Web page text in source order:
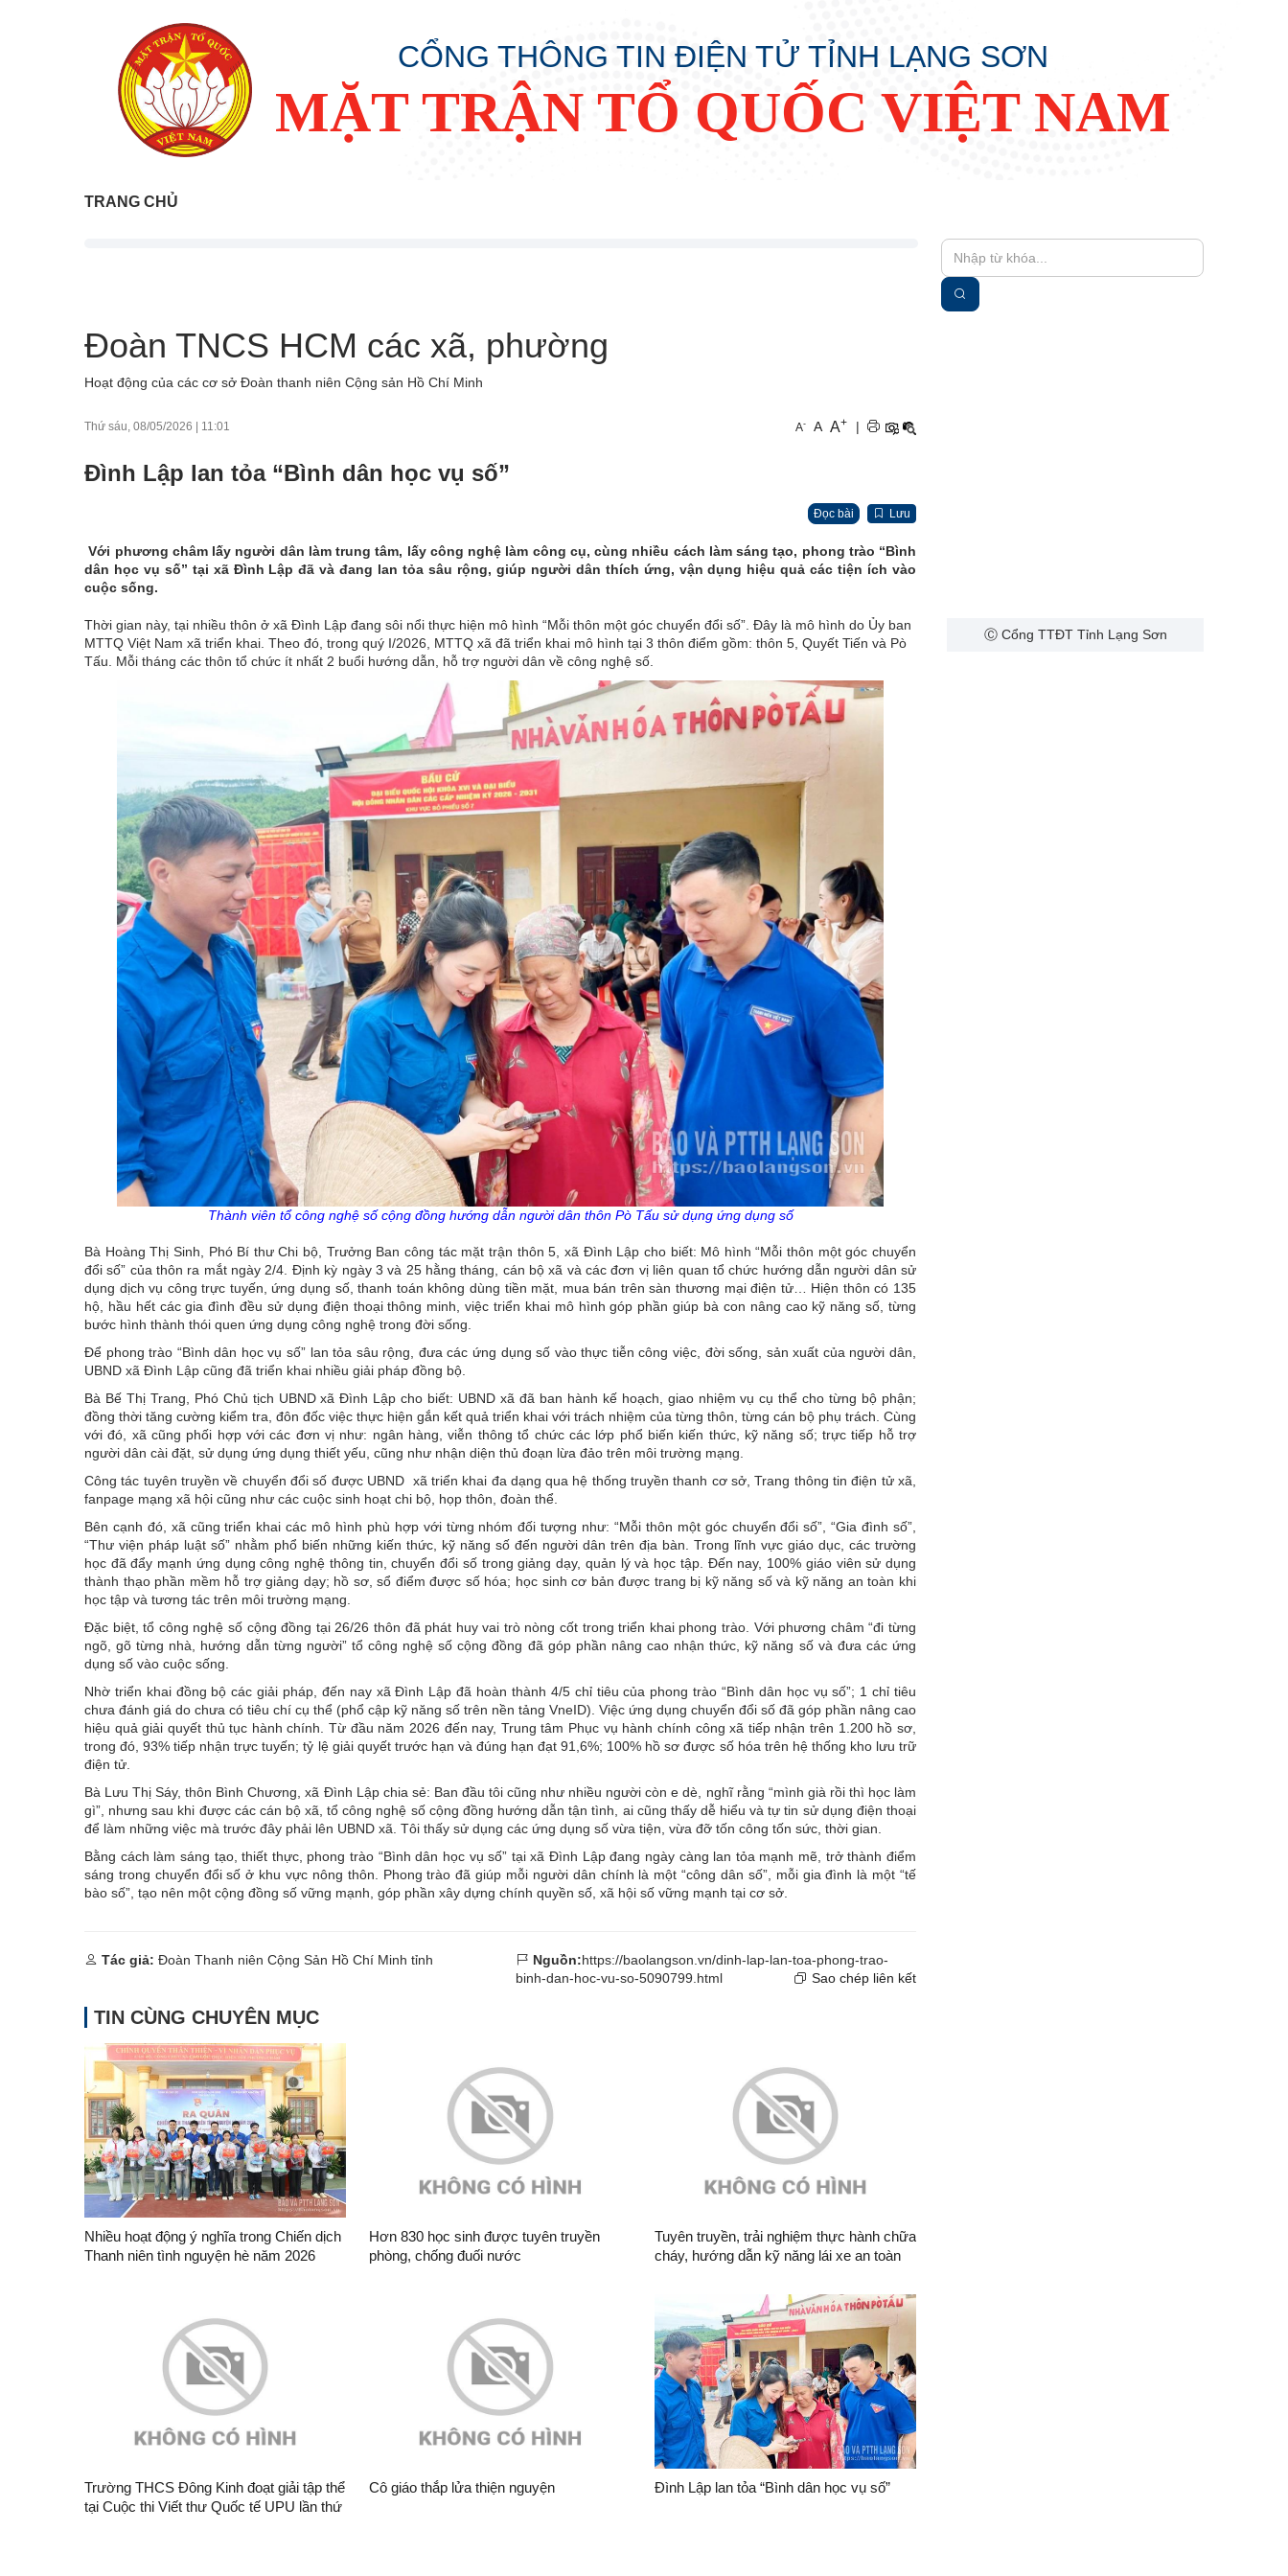
CỔNG THÔNG TIN ĐIỆN TỬ TỈNH LẠNG SƠN
MẶT TRẬN TỔ QUỐC VIỆT NAM
TRANG CHỦ
Đoàn TNCS HCM các xã, phường
Hoạt động của các cơ sở Đoàn thanh niên Cộng sản Hồ Chí Minh
Thứ sáu, 08/05/2026 | 11:01 A- A A+ |
Đình Lập lan tỏa “Bình dân học vụ số”
Đọc bài Lưu
Với phương châm lấy người dân làm trung tâm, lấy công nghệ làm công cụ, cùng nhiều cách làm sáng tạo, phong trào “Bình
dân học vụ số” tại xã Đình Lập đã và đang lan tỏa sâu rộng, giúp người dân thích ứng, vận dụng hiệu quả các tiện ích vào
cuộc sống.
Thời gian này, tại nhiều thôn ở xã Đình Lập đang sôi nổi thực hiện mô hình “Mỗi thôn một góc chuyển đổi số”. Đây là mô hình do Ủy ban
MTTQ Việt Nam xã triển khai. Theo đó, trong quý I/2026, MTTQ xã đã triển khai mô hình tại 3 thôn điểm gồm: thôn 5, Quyết Tiến và Pò
Tấu. Mỗi tháng các thôn tổ chức ít nhất 2 buổi hướng dẫn, hỗ trợ người dân về công nghệ số.
Thành viên tổ công nghệ số cộng đồng hướng dẫn người dân thôn PòTấu sử dụng ứng dụng số
Bà Hoàng Thị Sinh, Phó Bí thư Chi bộ, Trưởng Ban công tác mặt trận thôn 5, xã Đình Lập cho biết: Mô hình “Mỗi thôn một góc chuyển
đổi số” của thôn ra mắt ngày 2/4. Định kỳ ngày 3 và 25 hằng tháng, cán bộ xã và các đơn vị liên quan tổ chức hướng dẫn người dân sử
dụng dịch vụ công trực tuyến, ứng dụng số, thanh toán không dùng tiền mặt, mua bán trên sàn thương mại điện tử… Hiện thôn có 135
hộ, hầu hết các gia đình đều sử dụng điện thoại thông minh, việc triển khai mô hình góp phần giúp bà con nâng cao kỹ năng số, từng
bước hình thành thói quen ứng dụng công nghệ trong đời sống.
Để phong trào “Bình dân học vụ số” lan tỏa sâu rộng, đưa các ứng dụng số vào thực tiễn công việc, đời sống, sản xuất của người dân,
UBND xã Đình Lập cũng đã triển khai nhiều giải pháp đồng bộ.
Bà Bế Thị Trang, Phó Chủ tịch UBND xã Đình Lập cho biết: UBND xã đã ban hành kế hoạch, giao nhiệm vụ cụ thể cho từng bộ phận;
đồng thời tăng cường kiểm tra, đôn đốc việc thực hiện gắn kết quả triển khai với trách nhiệm của từng thôn, từng cán bộ phụ trách. Cùng
với đó, xã cũng phối hợp với các đơn vị như: ngân hàng, viễn thông tổ chức các lớp phổ biến kiến thức, kỹ năng số; trực tiếp hỗ trợ
người dân cài đặt, sử dụng ứng dụng thiết yếu, cũng như nhận diện thủ đoạn lừa đảo trên môi trường mạng.
Công tác tuyên truyền về chuyển đổi số được UBND xã triển khai đa dạng qua hệ thống truyền thanh cơ sở, Trang thông tin điện tử xã,
fanpage mạng xã hội cũng như các cuộc sinh hoạt chi bộ, họp thôn, đoàn thể.
Bên cạnh đó, xã cũng triển khai các mô hình phù hợp với từng nhóm đối tượng như: “Mỗi thôn một góc chuyển đổi số”, “Gia đình số”,
“Thư viện pháp luật số” nhằm phổ biến những kiến thức, kỹ năng số đến người dân trên địa bàn. Trong lĩnh vực giáo dục, các trường
học đã đẩy mạnh ứng dụng công nghệ thông tin, chuyển đổi số trong giảng dạy, quản lý và học tập. Đến nay, 100% giáo viên sử dụng
thành thạo phần mềm hỗ trợ giảng dạy; hồ sơ, sổ điểm được số hóa; học sinh cơ bản được trang bị kỹ năng số và kỹ năng an toàn khi
học tập và tương tác trên môi trường mạng.
Đặc biệt, tổ công nghệ số cộng đồng tại 26/26 thôn đã phát huy vai trò nòng cốt trong triển khai phong trào. Với phương châm “đi từng
ngõ, gõ từng nhà, hướng dẫn từng người” tổ công nghệ số cộng đồng đã góp phần nâng cao nhận thức, kỹ năng số và đưa các ứng
dụng số vào cuộc sống.
Nhờ triển khai đồng bộ các giải pháp, đến nay xã Đình Lập đã hoàn thành 4/5 chỉ tiêu của phong trào “Bình dân học vụ số”; 1 chỉ tiêu
chưa đánh giá do chưa có tiêu chí cụ thể (phổ cập kỹ năng số trên nền tảng VneID). Việc ứng dụng chuyển đổi số đã góp phần nâng cao
hiệu quả giải quyết thủ tục hành chính. Từ đầu năm 2026 đến nay, Trung tâm Phục vụ hành chính công xã tiếp nhận trên 1.200 hồ sơ,
trong đó, 93% tiếp nhận trực tuyến; tỷ lệ giải quyết trước hạn và đúng hạn đạt 91,6%; 100% hồ sơ được số hóa trên hệ thống kho lưu trữ
điện tử.
Bà Lưu Thị Sáy, thôn Bình Chương, xã Đình Lập chia sẻ: Ban đầu tôi cũng như nhiều người còn e dè, nghĩ rằng “mình già rồi thì học làm
gì”, nhưng sau khi được các cán bộ xã, tổ công nghệ số cộng đồng hướng dẫn tận tình, ai cũng thấy dễ hiểu và tự tin sử dụng điện thoại
để làm những việc mà trước đây phải lên UBND xã. Tôi thấy sử dụng các ứng dụng số vừa tiện, vừa đỡ tốn công tốn sức, thời gian.
Bằng cách làm sáng tạo, thiết thực, phong trào “Bình dân học vụ số” tại xã Đình Lập đang ngày càng lan tỏa mạnh mẽ, trở thành điểm
sáng trong chuyển đổi số ở khu vực nông thôn. Phong trào đã giúp mỗi người dân chính là một “công dân số”, mỗi gia đình là một “tế
bào số”, tạo nên một cộng đồng số vững mạnh, góp phần xây dựng chính quyền số, xã hội số vững mạnh tại cơ sở.
Tác giả: Đoàn Thanh niên Cộng Sản Hồ Chí Minh tỉnh Nguồn:https://baolangson.vn/dinh-lap-lan-toa-phong-trao-
binh-dan-hoc-vu-so-5090799.html
Sao chép liên kết
TIN CÙNG CHUYÊN MỤC
Nhiều hoạt động ý nghĩa trong Chiến dịch
Thanh niên tình nguyện hè năm 2026
Hơn 830 học sinh được tuyên truyền
phòng, chống đuối nước
Tuyên truyền, trải nghiệm thực hành chữa
cháy, hướng dẫn kỹ năng lái xe an toàn
Trường THCS Đông Kinh đoạt giải tập thể
tại Cuộc thi Viết thư Quốc tế UPU lần thứ
Cô giáo thắp lửa thiện nguyện Đình Lập lan tỏa “Bình dân học vụ số”
Ⓒ Cổng TTĐT Tỉnh Lạng Sơn